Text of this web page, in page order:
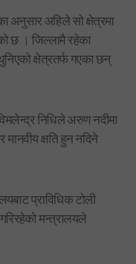
अनुसार अहिले सो क्षेत्रमा
छ । जिल्लामै रहेका
क्षेत्रतर्फ गएका छन्
निधिले अरुण नदीमा
मानवीय क्षति हुन नदिने
प्राविधिक टोली
मन्त्रालयले